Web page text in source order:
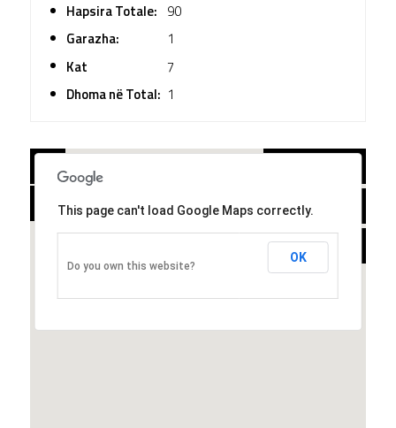
Hapsira Totale: 90
Garazha:
1
Kat
7
Dhoma në Total: 1
This page can't load Google Maps correctly.
Do you own this website?
OK
+
SATELLITE
HYBRID